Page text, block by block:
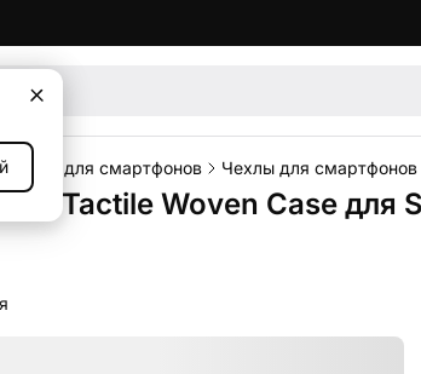
Чехлы для смартфонов Чехлы для смартфонов
Tactile Woven Case